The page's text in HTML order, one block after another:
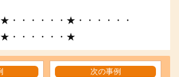
・・・・・・★・・・・・・
・・・・・・★
次の事例